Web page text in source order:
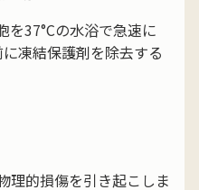
を37°Cの水浴で急速に
凍結保護剤を除去する
理的損傷を引き起こしま